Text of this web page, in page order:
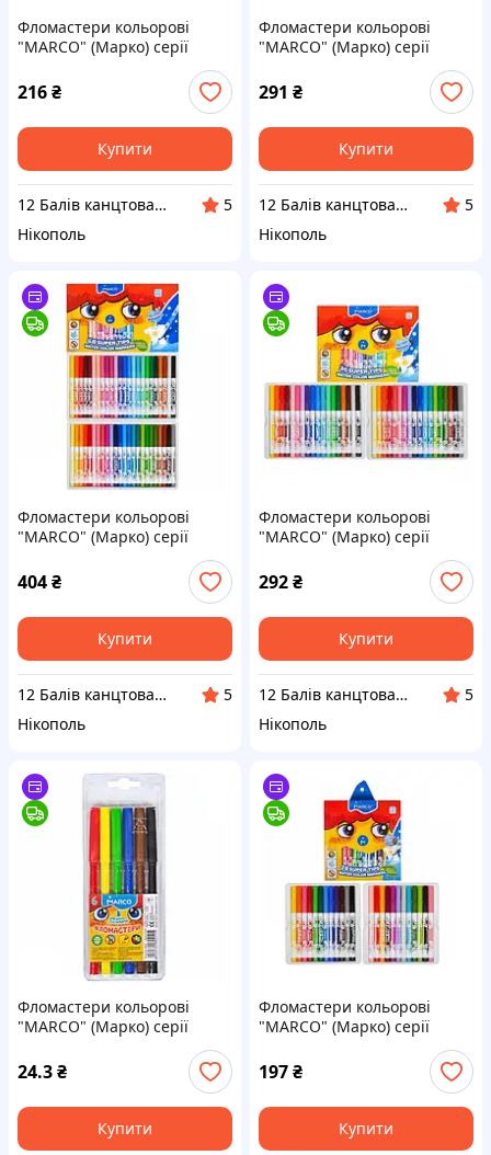
Фломастери кольорові
"MARCO" (Марко) серії
Набір 10 кольорів
216₴
Купити
12 Балів канцтовари оптом і в роздріб
5
Нікополь
Фломастери кольорові
"MARCO" (Марко) серії
1632-24CB, Набір 24
кольору, товсті
291 ₴
Купити
12 Балів канцтовари оптом і в роздріб
5
Нікополь
Фломастери кольорові
"MARCO" (Марко) серії
48CB, Набір 48 кольорів
404₴
Купити
12 Балів канцтовари оптом і в роздріб
5
Нікополь
Фломастери кольорові
"MARCO" (Марко) серії
36CB, Набір 36 кольорів
292₴
Купити
12 Балів канцтовари оптом і в роздріб
5
Нікополь
Фломастери кольорові
"MARCO" (Марко) серії
Набір 6 кольорів
24.3₴
Купити
Фломастери кольорові
"MARCO" (Марко) серії
24CB, Набір 24 кольору
197₴
Купити